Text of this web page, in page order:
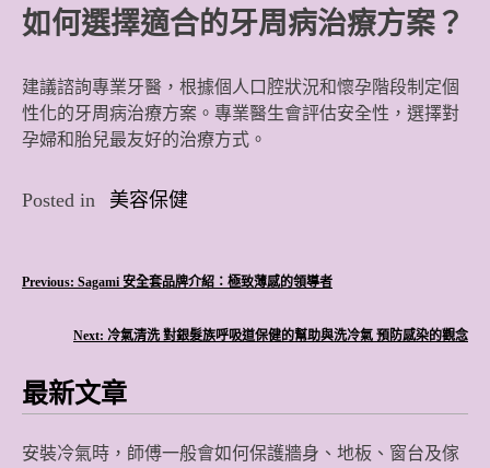
如何選擇適合的牙周病治療方案？
建議諮詢專業牙醫，根據個人口腔狀況和懷孕階段制定個
性化的牙周病治療方案。專業醫生會評估安全性，選擇對
孕婦和胎兒最友好的治療方式。
Posted in 美容保健
文
覽
Previous: Sagami 安全套品牌介紹：極致薄感的領導者
Next: 冷氣清洗 對銀髮族呼吸道保健的幫助與洗冷氣 預防感染的觀念
最新文章
安裝冷氣時，師傅一般會如何保護牆身、地板、窗台及傢